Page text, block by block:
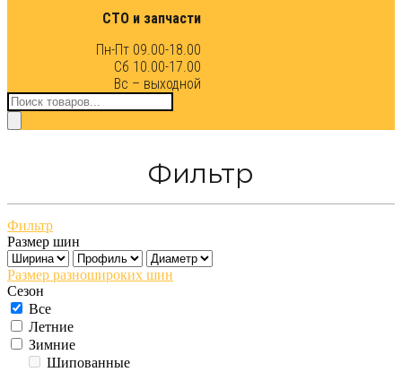
СТО и запчасти
Пн-Пт 09.00-18.00
Сб 10.00-17.00
Вс – выходной
Поиск
товаров
Фильтр
Фильтр
Размер шин
Размер разношироких шин
Сезон
Все
Летние
Зимние
Шипованные